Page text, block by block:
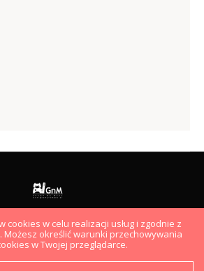
VIDEO ARTYKUŁY
HYDEPARK
EKIPA
Wszelkie prawa zastrzeżone.
cookies w celu realizacji usług i zgodnie z
Możesz określić warunki przechowywania
w Twojej przeglądarce.